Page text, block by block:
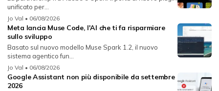
unificato per...
Jo Val • 06/08/2026
Meta lancia Muse Code, l'AI che ti fa risparmiare
sullo sviluppo
Basato sul nuovo modello Muse Spark 1.2, il nuovo
sistema agentico fun...
Jo Val • 06/08/2026
Google Assistant non più disponibile da settembre
2026